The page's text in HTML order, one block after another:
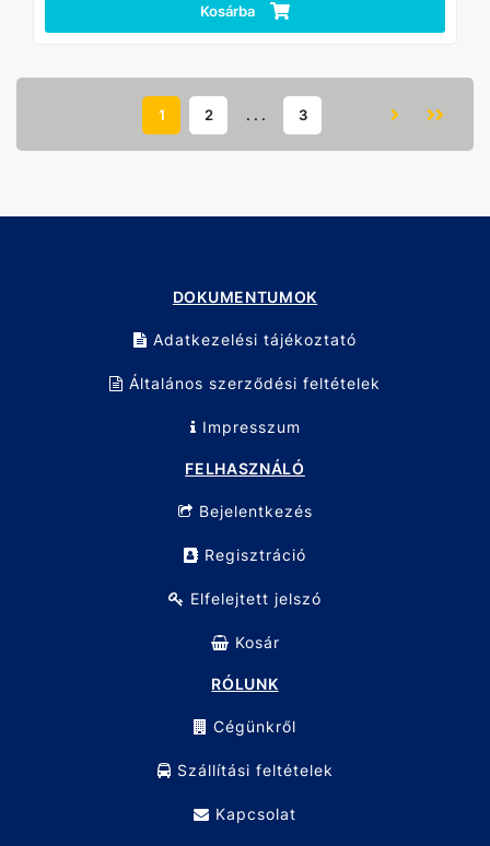
Kosárba
1 2 . . . 3
DOKUMENTUMOK
Adatkezelési tájékoztató
Általános szerződési feltételek
Impresszum
FELHASZNÁLÓ
Bejelentkezés
Regisztráció
Elfelejtett jelszó
Kosár
RÓLUNK
Cégünkről
Szállítási feltételek
Kapcsolat